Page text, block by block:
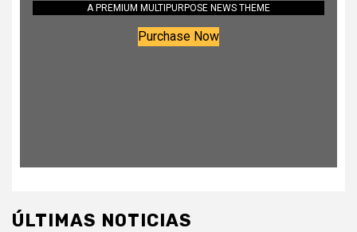
A PREMIUM MULTIPURPOSE NEWS THEME
Purchase Now
ÚLTIMAS NOTICIAS